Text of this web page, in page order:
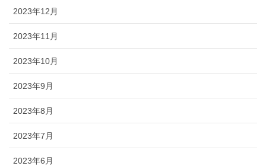
2023年12月
2023年11月
2023年10月
2023年9月
2023年8月
2023年7月
2023年6月